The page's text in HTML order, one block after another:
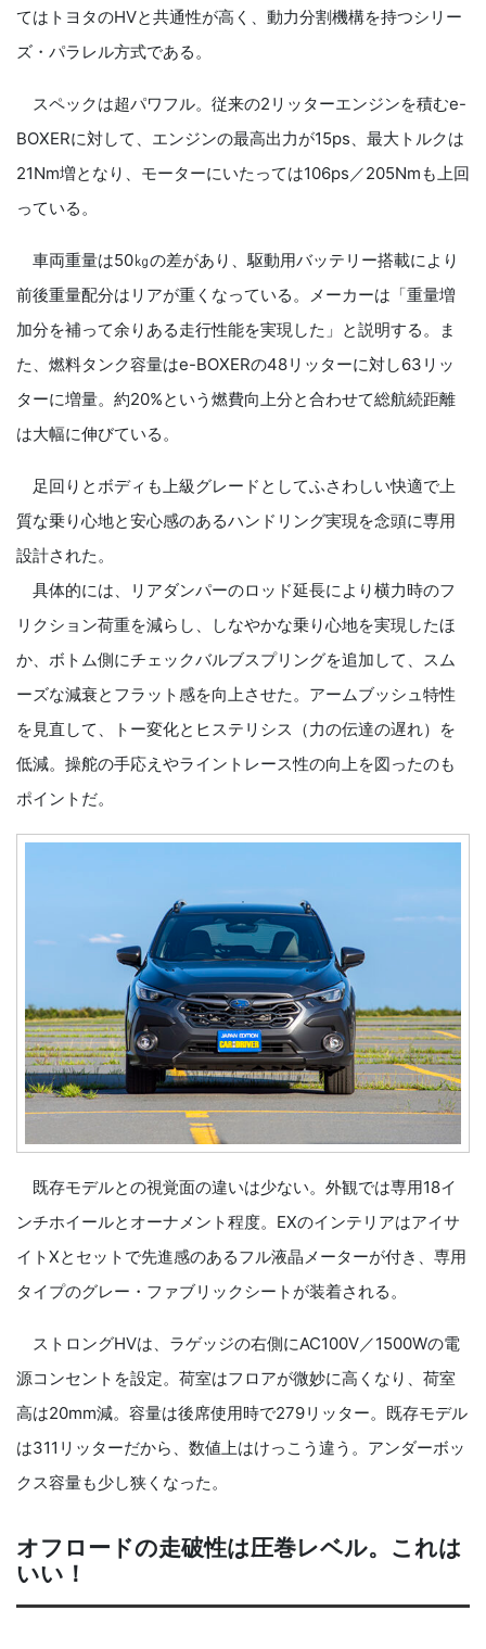
てはトヨタのHVと共通性が高く、動力分割機構を持つシリー
ズ・パラレル方式である。
スペックは超パワフル。従来の2リッターエンジンを積むe-
BOXERに対して、エンジンの最高出力が15ps、最大トルクは
21Nm増となり、モーターにいたっては106ps／205Nmも上回
っている。
車両重量は50㎏の差があり、駆動用バッテリー搭載により
前後重量配分はリアが重くなっている。メーカーは「重量増
加分を補って余りある走行性能を実現した」と説明する。ま
た、燃料タンク容量はe-BOXERの48リッターに対し63リッ
ターに増量。約20%という燃費向上分と合わせて総航続距離
は大幅に伸びている。
足回りとボディも上級グレードとしてふさわしい快適で上
質な乗り心地と安心感のあるハンドリング実現を念頭に専用
設計された。
具体的には、リアダンパーのロッド延長により横力時のフ
リクション荷重を減らし、しなやかな乗り心地を実現したほ
か、ボトム側にチェックバルブスプリングを追加して、スム
ーズな減衰とフラット感を向上させた。アームブッシュ特性
を見直して、トー変化とヒステリシス（力の伝達の遅れ）を
低減。操舵の手応えやライントレース性の向上を図ったのも
ポイントだ。
既存モデルとの視覚面の違いは少ない。外観では専用18イ
ンチホイールとオーナメント程度。EXのインテリアはアイサ
イトXとセットで先進感のあるフル液晶メーターが付き、専用
タイプのグレー・ファブリックシートが装着される。
ストロングHVは、ラゲッジの右側にAC100V／1500Wの電
源コンセントを設定。荷室はフロアが微妙に高くなり、荷室
高は20mm減。容量は後席使用時で279リッター。既存モデル
は311リッターだから、数値上はけっこう違う。アンダーボッ
クス容量も少し狭くなった。
オフロードの走破性は圧巻レベル。これは
いい！